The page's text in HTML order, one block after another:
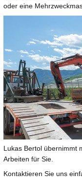
oder eine
Lukas Bertol
Arbeiten für Sie.
Kontaktieren Sie uns